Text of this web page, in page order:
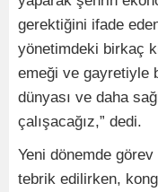
gerektiğini ifade
yönetimdeki birkaç
emeği ve gayretiyle
dünyası ve daha
çalışacağız,” dedi.
Yeni dönemde
tebrik edilirken,